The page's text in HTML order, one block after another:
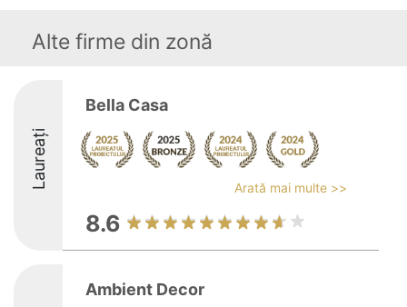
Alte firme din zonă
Laureați
Bella Casa
Arată mai multe >>
8.6
Ambient Decor